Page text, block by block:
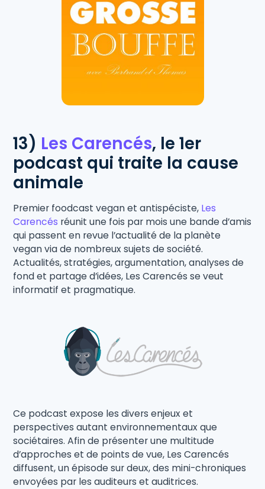
13) Les Carencés, le 1er
podcast qui traite la cause
animale
Premier foodcast vegan et antispéciste, Les
Carencés réunit une fois par mois une bande d’amis
qui passent en revue l’actualité de la planète
vegan via de nombreux sujets de société.
Actualités, stratégies, argumentation, analyses de
fond et partage d’idées, Les Carencés se veut
informatif et pragmatique.
Ce podcast expose les divers enjeux et
perspectives autant environnementaux que
sociétaires. Afin de présenter une multitude
d’approches et de points de vue, Les Carencés
diffusent, un épisode sur deux, des mini-chroniques
envoyées par les auditeurs et auditrices.